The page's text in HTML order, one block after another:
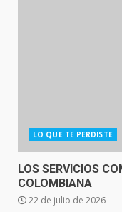
LO QUE TE PERDISTE
LOS SERVICIOS
COLOMBIANA
22 de julio de 2026